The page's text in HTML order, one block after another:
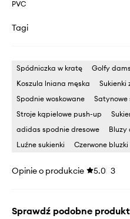
PVC
Tagi
Spódniczka w kratę Golfy
Koszula lniana męska
Sukienki
Spodnie woskowane
Satynowe
Stroje kąpielowe push-up
adidas spodnie dresowe
Bluzy
Luźne sukienki
Czerwone bluzki
Opinie o produkcie 5.0 3
Sprawdź podobne